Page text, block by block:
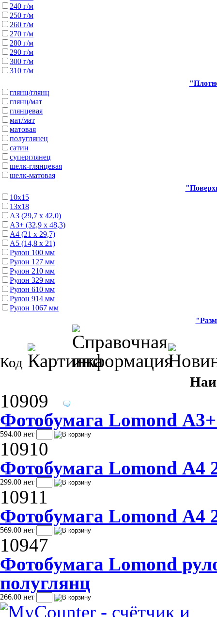
240 г/м
250 г/м
260 г/м
270 г/м
280 г/м
290 г/м
300 г/м
310 г/м
глянц/глянц
глянц/мат
глянцевая
мат/мат
матовая
полуглянец
сатин
суперглянец
шелк-глянцевая
шелк-матовая
10х15
13х18
А3 (29,7 х 42,0)
А3+ (32,9 х 48,3)
А4 (21 х 29,7)
А5 (14,8 х 21)
Рулон 100 мм
Рулон 127 мм
Рулон 210 мм
Рулон 329 мм
Рулон 610 мм
Рулон 914 мм
Рулон 1067 мм
Код
10909
Фотобумага Lomond
594.00 нет
10910
Фотобумага Lomond А4
299.00 нет
10911
Фотобумага Lomond А4
569.00 нет
10947
Фотобумага Lomond
полуглянц
266.00 нет